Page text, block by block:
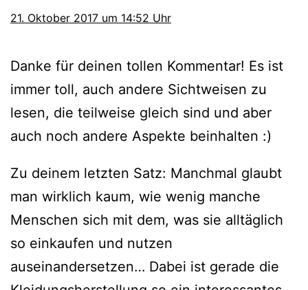
21. Oktober 2017 um 14:52 Uhr
Danke für deinen tollen Kommentar! Es ist
immer toll, auch andere Sichtweisen zu
lesen, die teilweise gleich sind und aber
auch noch andere Aspekte beinhalten :)
Zu deinem letzten Satz: Manchmal glaubt
man wirklich kaum, wie wenig manche
Menschen sich mit dem, was sie alltäglich
so einkaufen und nutzen
auseinandersetzen… Dabei ist gerade die